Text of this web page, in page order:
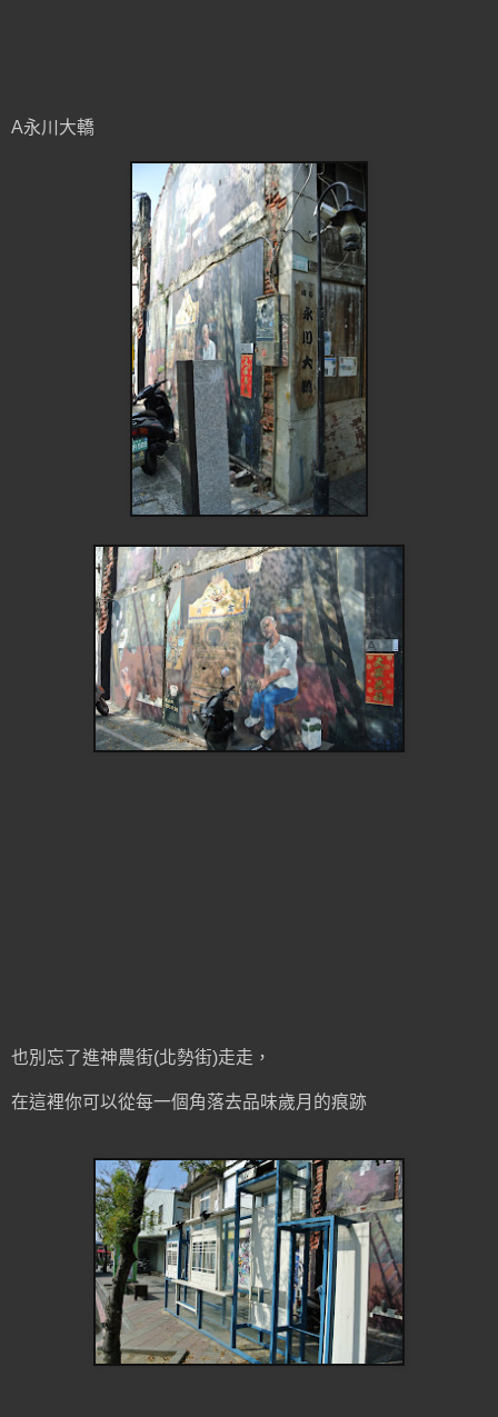
A永川大轎
也別忘了進神農街(北勢街)走走，
在這裡你可以從每一個角落去品味歲月的痕跡